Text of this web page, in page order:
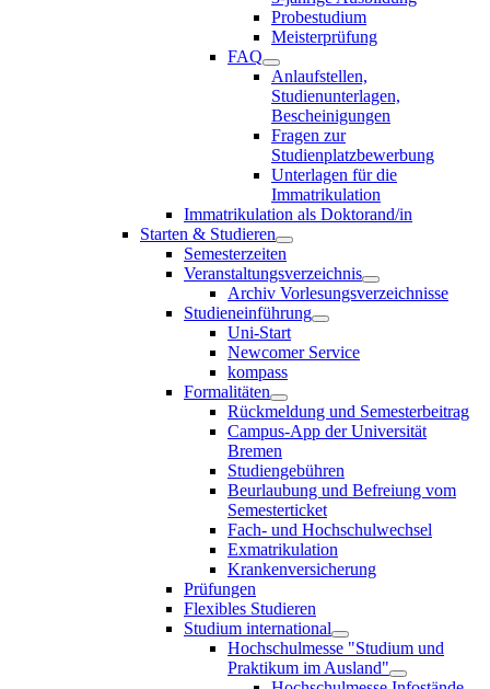
Probestudium
Meisterprüfung
FAQ
Anlaufstellen,
Studienunterlagen,
Bescheinigungen
Fragen zur
Studienplatzbewerbung
Unterlagen für die
Immatrikulation
Immatrikulation als Doktorand/in
Starten & Studieren
Semesterzeiten
Veranstaltungsverzeichnis
Archiv Vorlesungsverzeichnisse
Studieneinführung
Uni-Start
Newcomer Service
kompass
Formalitäten
Rückmeldung und Semesterbeitrag
Campus-App der Universität
Bremen
Studiengebühren
Beurlaubung und Befreiung vom
Semesterticket
Fach- und Hochschulwechsel
Exmatrikulation
Krankenversicherung
Prüfungen
Flexibles Studieren
Studium international
Hochschulmesse "Studium und
Praktikum im Ausland"